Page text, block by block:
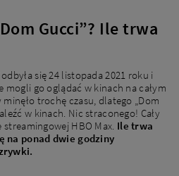
Gucci”? Ile trwa
się 24 listopada 2021 roku i
mogli go oglądać w kinach na całym
trochę czasu, dlatego „Dom
w kinach. Nic straconego! Cały
HBO Max. Ile trwa
na ponad dwie godziny